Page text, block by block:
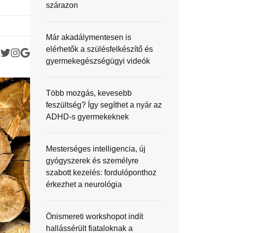
szárazon
Már akadálymentesen is
elérhetők a szülésfelkészítő és
gyermekegészségügyi videók
Több mozgás, kevesebb
feszültség? Így segíthet a nyár az
ADHD-s gyermekeknek
Mesterséges intelligencia, új
gyógyszerek és személyre
szabott kezelés: fordulóponthoz
érkezhet a neurológia
Önismereti workshopot indít
hallássérült fiataloknak a